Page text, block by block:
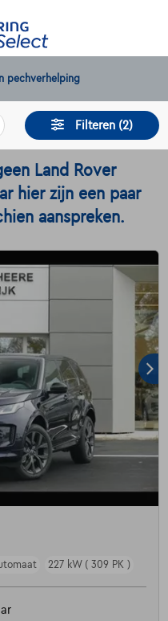
wagens
Filteren (2)
Land Rover
hier zijn een paar
aanspreken.
227 kW ( 309 PK )